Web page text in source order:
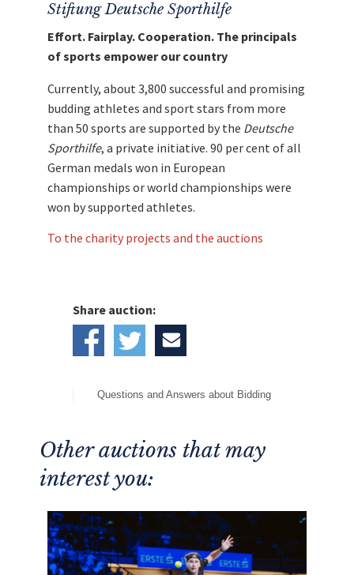
Stiftung Deutsche Sporthilfe
Effort. Fairplay. Cooperation. The principals
of sports empower our country
Currently, about 3,800 successful and promising
budding athletes and sport stars from more
than 50 sports are supported by the Deutsche
Sporthilfe, a private initiative. 90 per cent of all
German medals won in European
championships or world championships were
won by supported athletes.
To the charity projects and the auctions
Share auction:
Questions and Answers about Bidding
Other auctions that may
interest you: